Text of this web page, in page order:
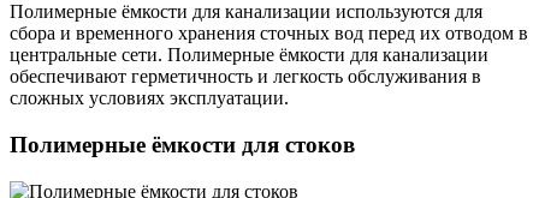
Полимерные ёмкости для канализации используются для
сбора и временного хранения сточных вод перед их отводом в
центральные сети. Полимерные ёмкости для канализации
обеспечивают герметичность и легкость обслуживания в
сложных условиях эксплуатации.
Полимерные ёмкости для стоков